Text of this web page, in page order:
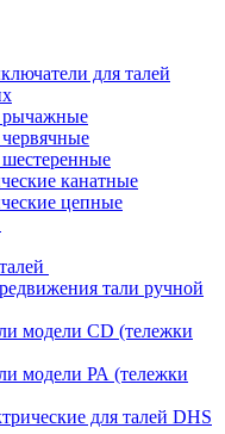
для талей
рычажные
канатные
цепные
тали ручной
модели CD (тележки
модели РА (тележки
для талей DHS